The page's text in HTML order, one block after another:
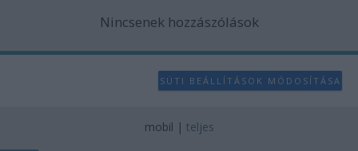
Nincsenek hozzászólások
SÜTI BEÁLLÍTÁSOK MÓDOSÍTÁSA
mobil | teljes